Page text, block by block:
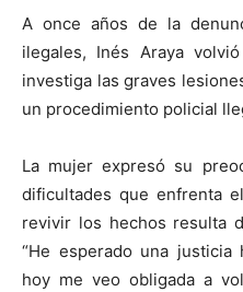
A once años de la
ilegales, Inés Araya
investiga las graves
un procedimiento policial
La mujer expresó su
dificultades que enfrenta
revivir los hechos resulta
“He esperado una justicia
hoy me veo obligada a